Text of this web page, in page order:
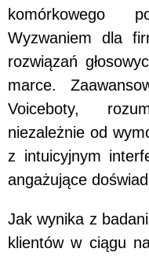
komórkowego
Wyzwaniem dla
rozwiązań
marce.
Voiceboty,
niezależnie od
z intuicyjnym
angażujące
Jak wynika z
klientów w ciągu